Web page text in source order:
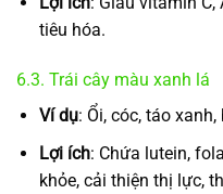
tiêu hóa.
6.3. Trái cây màu xanh lá
Ví dụ: Ổi, cóc, táo
Lợi ích: Chứa lutein,
khỏe, cải thiện thị lực,